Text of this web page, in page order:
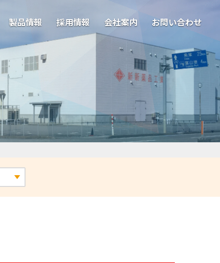
製品情報 採用情報 会社案内 お問い合わせ